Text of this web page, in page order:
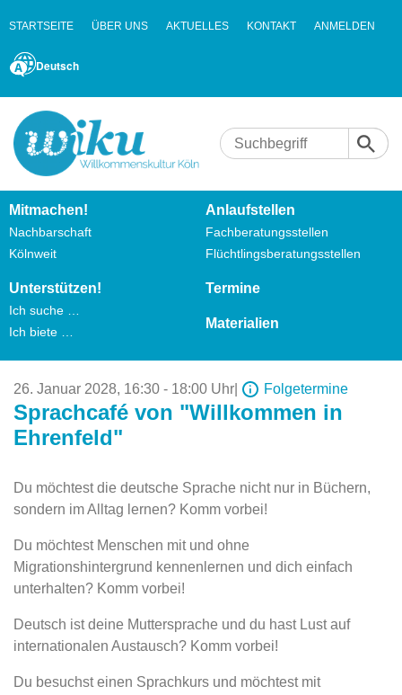
STARTSEITE ÜBER UNS AKTUELLES KONTAKT ANMELDEN
Deutsch
Mitmachen!
Nachbarschaft
Kölnweit
Anlaufstellen
Fachberatungsstellen
Flüchtlingsberatungsstellen
Unterstützen!
Ich suche …
Ich biete …
Termine
Materialien
26. Januar 2028, 16:30 - 18:00 Uhr Folgetermine
Sprachcafé von "Willkommen in
Ehrenfeld"
Du möchtest die deutsche Sprache nicht nur in Büchern,
sondern im Alltag lernen? Komm vorbei!
Du möchtest Menschen mit und ohne
Migrationshintergrund kennenlernen und dich einfach
unterhalten? Komm vorbei!
Deutsch ist deine Muttersprache und du hast Lust auf
internationalen Austausch? Komm vorbei!
Du besuchst einen Sprachkurs und möchtest mit